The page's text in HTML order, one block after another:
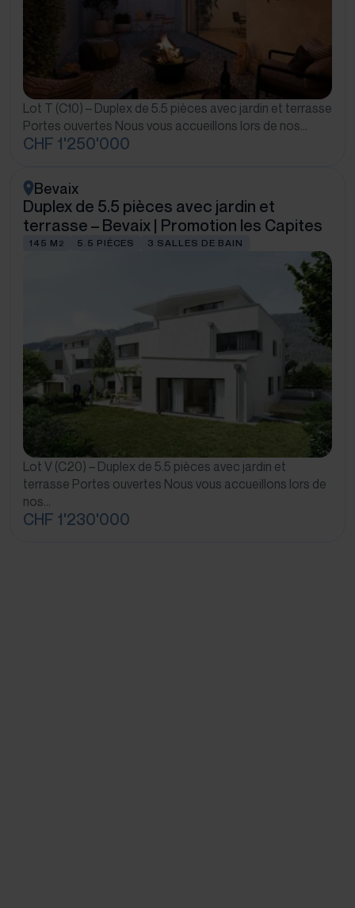
Lot T (C10) – Duplex de 5.5 pièces avec jardin et terrasse
Portes ouvertes Nous vous accueillons lors de nos…
CHF 1'250'000
Bevaix
Duplex de 5.5 pièces avec jardin et
terrasse – Bevaix | Promotion les Capites
145 M 2 5.5 PIÈCES 3 SALLES DE BAIN
Lot V (C20) – Duplex de 5.5 pièces avec jardin et
terrasse Portes ouvertes Nous vous accueillons lors de
nos…
CHF 1'230'000